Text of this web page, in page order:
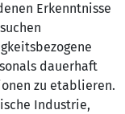
Erkenntnisse
dauerhaft
zu etablieren.
Industrie,